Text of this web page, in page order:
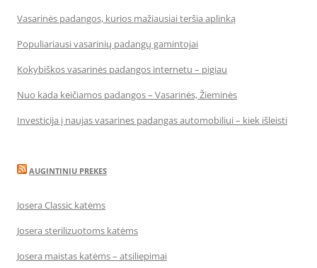
Vasarinės padangos, kurios mažiausiai teršia aplinką
Populiariausi vasarinių padangų gamintojai
Kokybiškos vasarinės padangos internetu – pigiau
Nuo kada keičiamos padangos – Vasarinės, Žieminės
Investicija į naujas vasarines padangas automobiliui – kiek išleisti
AUGINTINIU PREKES
Josera Classic katėms
Josera sterilizuotoms katėms
Josera maistas katėms – atsiliepimai